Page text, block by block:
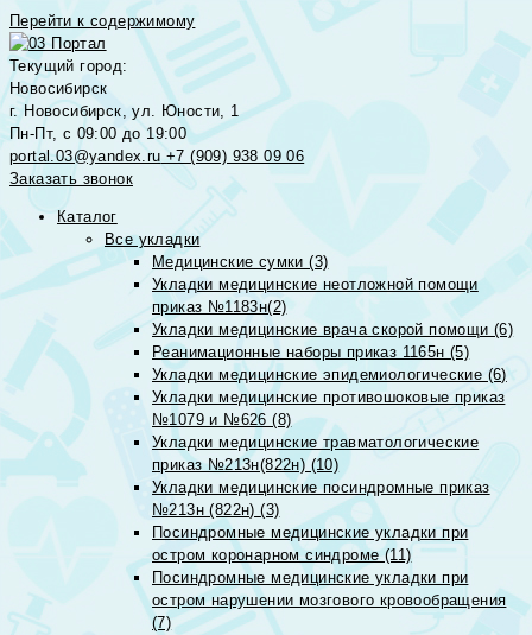
Перейти к содержимому
Текущий город:
Новосибирск
г. Новосибирск, ул. Юности, 1
Пн-Пт, с 09:00 до 19:00
portal.03@yandex.ru +7 (909) 938 09 06
Заказать звонок
Каталог
Все укладки
Медицинские сумки (3)
Укладки медицинские неотложной помощи
приказ №1183н(2)
Укладки медицинские врача скорой помощи (6)
Реанимационные наборы приказ 1165н (5)
Укладки медицинские эпидемиологические (6)
Укладки медицинские противошоковые приказ
№1079 и №626 (8)
Укладки медицинские травматологические
приказ №213н(822н) (10)
Укладки медицинские посиндромные приказ
№213н (822н) (3)
Посиндромные медицинские укладки при
остром коронарном синдроме (11)
Посиндромные медицинские укладки при
остром нарушении мозгового кровообращения
(7)